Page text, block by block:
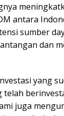
antara
sumber
dan
yang
telah
juga